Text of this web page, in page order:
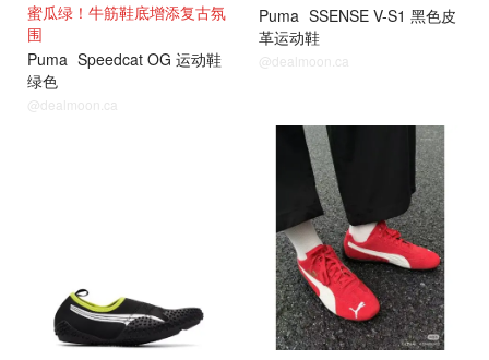
蜜瓜绿！牛筋鞋底增添复古氛
围
Puma Speedcat OG 运动鞋
绿色
@dealmoon.ca
Puma SSENSE V-S1 黑色皮
革运动鞋
@dealmoon.ca